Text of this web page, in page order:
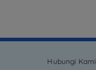
Hubungi Kami